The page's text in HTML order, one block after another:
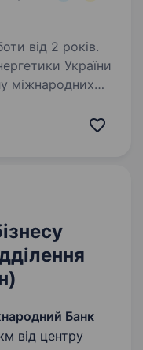
від 2 років.
міжнародних
Банк
від центру